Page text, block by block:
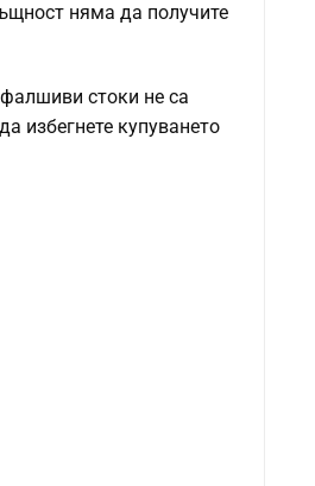
няма да получите
стоки не са
избегнете купуването